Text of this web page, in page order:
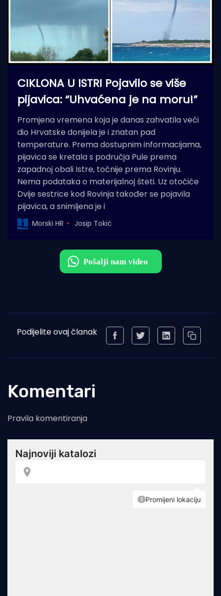
CIKLONA U ISTRI Pojavilo se više
pijavica: “Uhvaćena je na moru!”
Promjena vremena koja je danas zahvatila veći
dio Hrvatske donijela je i znatan pad
temperature. Prema dostupnim informacijama,
pijavica se kretala s područja Pule prema
zapadnoj obali Istre, točnije prema Rovinju.
Nema podataka o materijalnoj šteti. Uz otočiće
Dvije sestrice kod Rovinja također se pojavila
pijavica, a snimljena je i
Morski HR Josip Tokić
Podijelite ovaj članak
Komentari
Pravila komentiranja